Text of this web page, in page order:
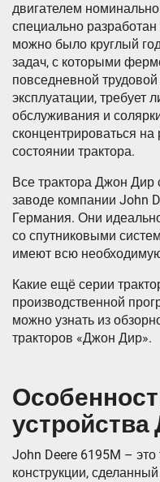
двигателем
специально
можно было круглый
задач, с которыми
повседневной
эксплуатации, требует
обслуживания и
сконцентрироваться
состоянии трактора.
Все трактора Джон Дир
заводе компании John
Германия. Они
со спутниковыми
имеют всю
Какие ещё серии
производственной
можно узнать из
тракторов «Джон Дир».
устройства
John Deere 6195M –
конструкции,